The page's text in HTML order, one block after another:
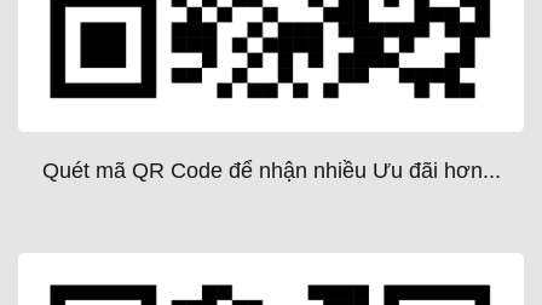
Quét mã QR Code để nhận nhiều Ưu đãi hơn...